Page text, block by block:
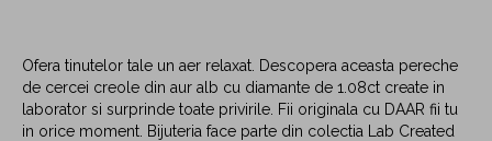
Ofera tinutelor tale un aer relaxat. Descopera aceasta pereche
de cercei creole din aur alb cu diamante de 1.08ct create in
laborator si surprinde toate privirile. Fii originala cu DAAR fii tu
in orice moment. Bijuteria face parte din colectia Lab Created